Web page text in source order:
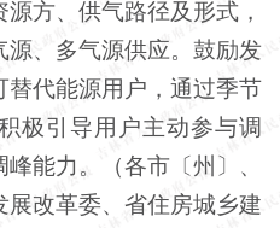
方、供气路径及形式，
源、多气源供应。鼓励发
替代能源用户，通过季节
极引导用户主动参与调
能力。（各市〔州〕、
改革委、省住房城乡建